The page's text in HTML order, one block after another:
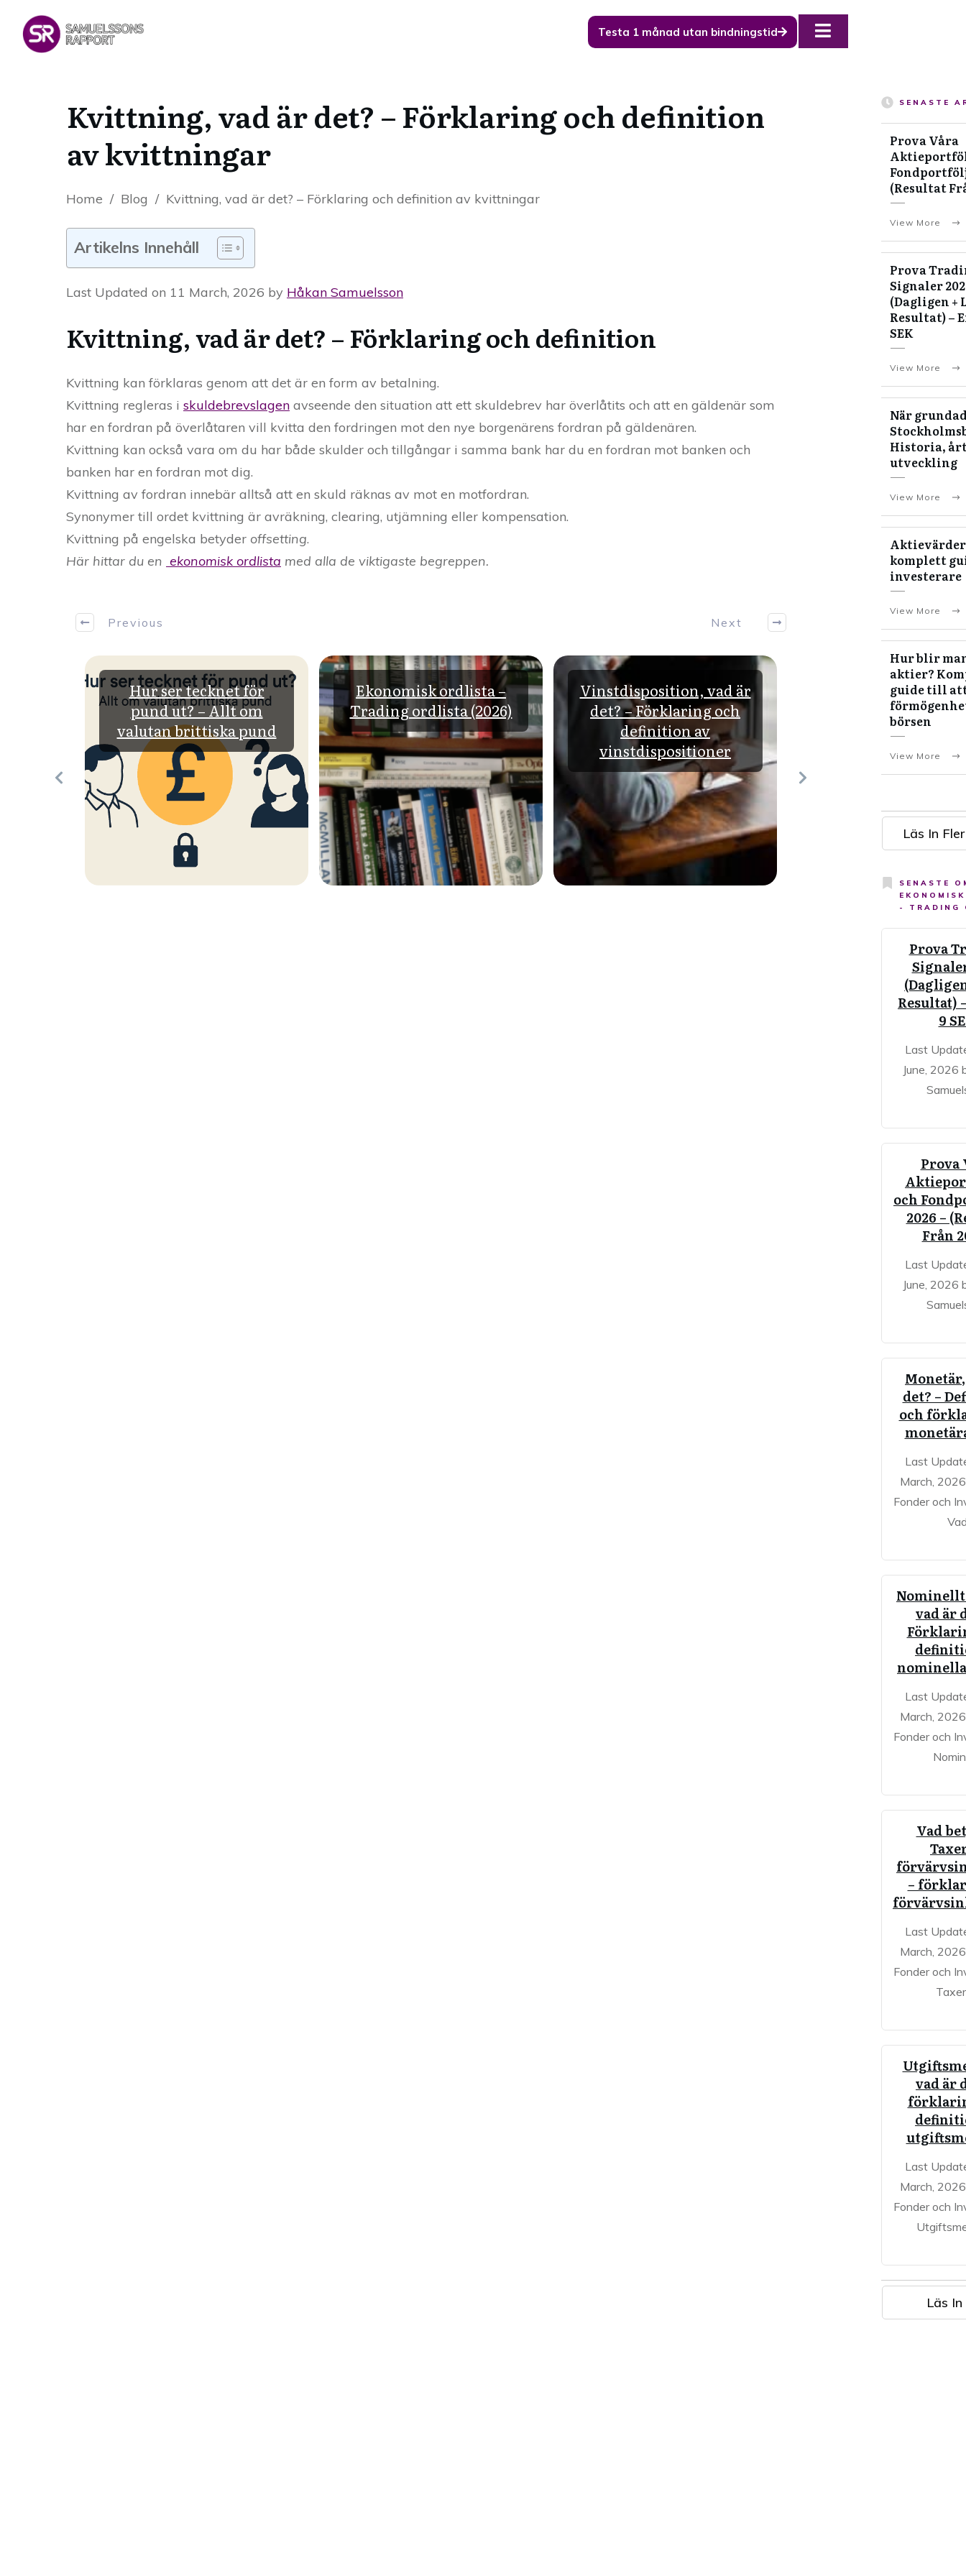
Testa 1 månad utan bindningstid
Kvittning, vad är det? – Förklaring och definition
av kvittningar
Home / Blog / Kvittning, vad är det? – Förklaring och definition av kvittningar
Artikelns Innehåll
Last Updated on 11 March, 2026 by Håkan Samuelsson
Kvittning, vad är det? – Förklaring och definition
Kvittning kan förklaras genom att det är en form av betalning.
Kvittning regleras i skuldebrevslagen avseende den situation att ett skuldebrev har överlåtits och att en gäldenär som
har en fordran på överlåtaren vill kvitta den fordringen mot den nye borgenärens fordran på gäldenären.
Kvittning kan också vara om du har både skulder och tillgångar i samma bank har du en fordran mot banken och
banken har en fordran mot dig.
Kvittning av fordran innebär alltså att en skuld räknas av mot en motfordran.
Synonymer till ordet kvittning är avräkning, clearing, utjämning eller kompensation.
Kvittning på engelska betyder offsetting.
Här hittar du en ekonomisk ordlista med alla de viktigaste begreppen.
Previous Next
Hur ser tecknet för
pund ut? – Allt om
valutan brittiska pund
Ekonomisk ordlista –
Trading ordlista (2026)
Vinstdisposition, vad är
det? – Förklaring och
definition av
vinstdispositioner
Fördelar och
med AP7 Såfa: En
komplett guide till
statliga
SENASTE
Prova Våra
(Resultat
View More
Prova
Signaler
(Dagligen +
Resultat) –
SEK
View More
När
Historia,
utveckling
View More
komplett
investerare
View More
Hur blir
aktier?
guide till
börsen
View More
Läs In
SENASTE
- TRADING
Prova
Resultat)
9
Last
June, 2026
Prova
och
2026 –
Från
Last
June, 2026
det? –
och
Last
March,
Fonder och
vad är
Last
March,
Fonder och
Vad
–
Last
March,
Fonder och
vad är
Last
March,
Fonder och
Läs In